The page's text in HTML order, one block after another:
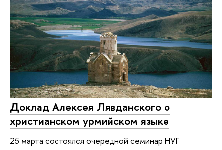
Доклад Алексея Лявданского о
христианском урмийском языке
25 марта состоялся очередной семинар НУГ